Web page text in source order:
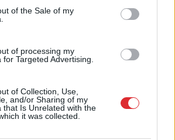
of the Sale of my
of processing my
Targeted Advertising.
of Collection, Use,
and/or Sharing of my
that Is Unrelated with the
it was collected.
cilvēki…” Neierasts
raisa jautājumus